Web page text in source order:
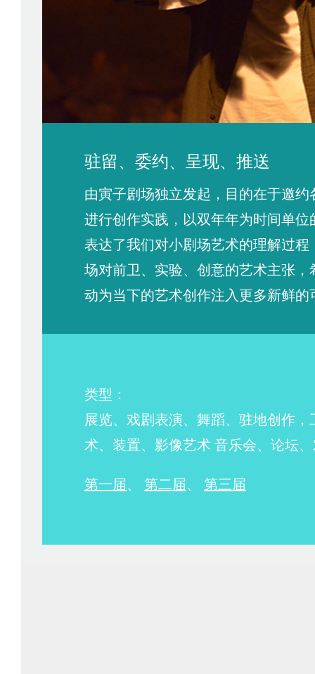
驻留、委约、呈现、推送
由寅子剧场独立发起，目的在于邀约
进行创作实践，以双年年为时间单位
表达了我们对小剧场艺术的理解过程
场对前卫、实验、创意的艺术主张，
动为当下的艺术创作注入更多新鲜的
类型：
展览、戏剧表演、舞蹈、驻地创作，
术、装置、影像艺术 音乐会、论坛
第一届、 第二届、 第三届